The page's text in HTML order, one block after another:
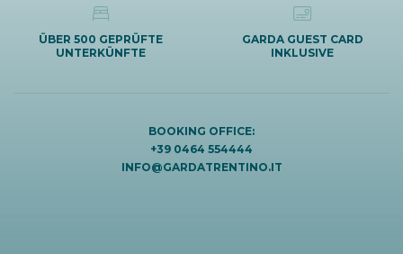
ÜBER 500 GEPRÜFTE
UNTERKÜNFTE
GARDA GUEST CARD
INKLUSIVE
BOOKING OFFICE:
+39 0464 554444
INFO@GARDATRENTINO.IT